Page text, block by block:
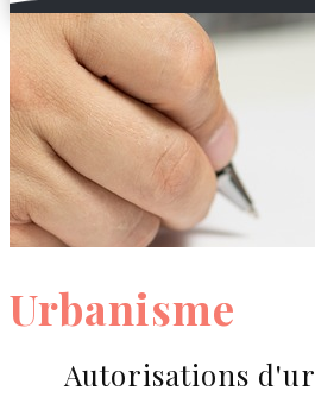
Urbanisme
Autorisations